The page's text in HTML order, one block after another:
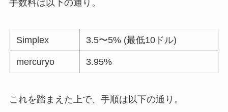
手数料は以下の通り。
Simplex 3.5〜5% (最低10ドル)
mercuryo 3.95%
これを踏まえた上で、手順は以下の通り。